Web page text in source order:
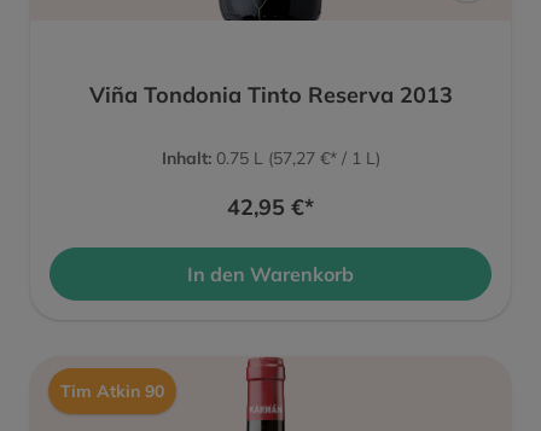
Viña Tondonia Tinto Reserva 2013
Inhalt: 0.75 L (57,27 €* / 1 L)
42,95 €*
In den Warenkorb
Tim Atkin 90